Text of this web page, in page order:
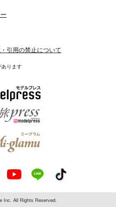
引用の禁止について
あります
Inc. All Rights Reserved.